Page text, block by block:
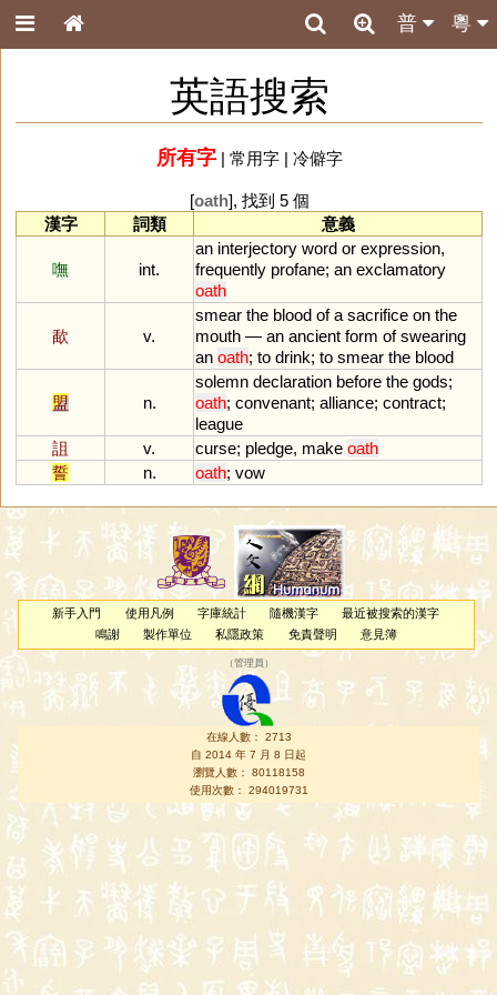
粵
普
英語搜索
所有字| 常用字| 冷僻字
[oath], 找到 5 個
漢字
詞類 意義
嘸 int.
an interjectory word or expression,
frequently profane; an exclamatory
oath
歃 v.
smear the blood of a sacrifice on the
mouth — an ancient form of swearing
an oath; to drink; to smear the blood
盟 n.
solemn declaration before the gods;
oath; convenant; alliance; contract;
league
詛
v. curse; pledge, make oath
誓
n. oath; vow
新手入門 使用凡例 字庫統計 隨機漢字
最近被搜索的漢字
鳴謝
製作單位 私隱政策 免責聲明 意見簿
（管理員 ）
在線人數： 2713
自 2014 年 7 月 8 日起
瀏覽人數： 80118158
使用次數： 294019731